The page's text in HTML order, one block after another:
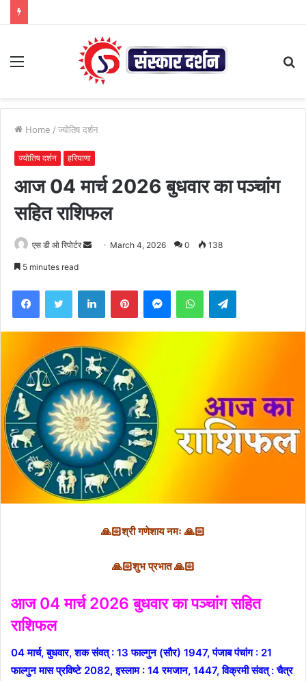
Menu
Home / ज्योतिष दर्शन
ज्योतिष दर्शन हरियाणा
आज 04 मार्च 2026 बुधवार का पञ्चांग
सहित राशिफल
एस डी ओ रिपोर्टर
Send March 4, 2026 0 138
5 minutes read
FacebookTwitter LinkedInPinterestMessengerWhatsAppTelegram
🙏🏻श्री गणेशाय नमः 🙏🏻
🙏🏻शुभ प्रभात 🙏🏻
आज 04 मार्च 2026 बुधवार का पञ्चांग सहित
राशिफल
04 मार्च, बुधवार, शक संवत् : 13 फाल्गुन (सौर) 1947, पंजाब पंचांग : 21
फाल्गुन मास प्रविष्टे 2082, इस्लाम : 14 रमजान, 1447,विक्रमी संवत् : चैत्र